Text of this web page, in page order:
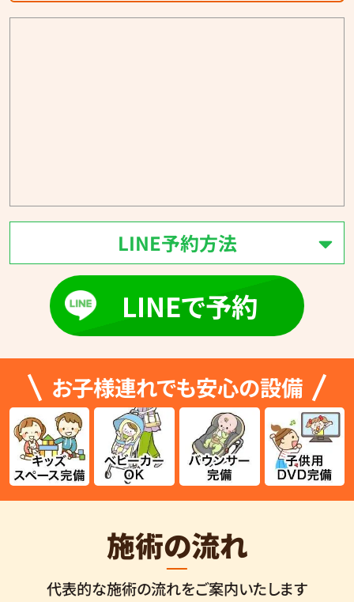
LINE予約方法
LINEで予約
お子様連れでも安心の設備
施術の流れ
代表的な施術の流れをご案内いたします